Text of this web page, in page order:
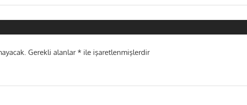
Post:
Gerekli alanlar* ile işaretlenmişlerdir